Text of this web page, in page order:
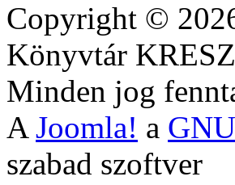
Copyright ©
Könyvtár
Minden jog
A Joomla! a
szabad szoftver